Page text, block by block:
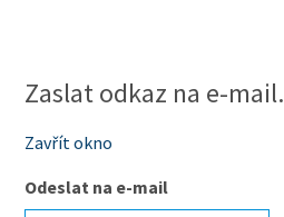
Zaslat odkaz na e-mail.
Zavřít okno
Odeslat na e-mail